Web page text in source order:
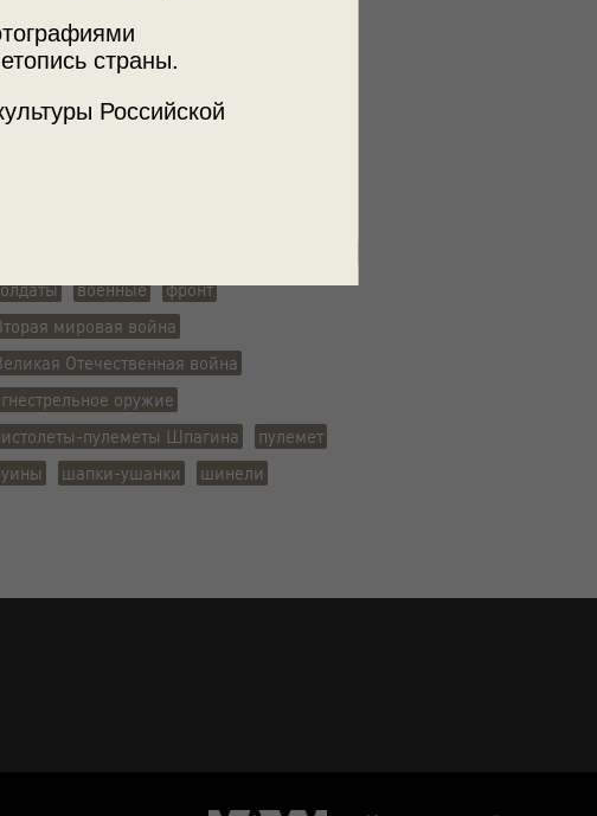
страны.
Российской
обл., г. Ржев
военные
фронт
мировая война
Отечественная война
оружие
пулеметы Шпагина
пулемет
шапки-ушанки шинели